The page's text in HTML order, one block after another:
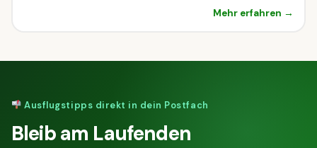
Mehr erfahren →
Ausflugstipps direkt in dein Postfach
Bleib am Laufenden